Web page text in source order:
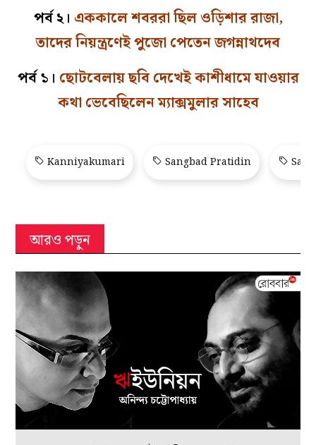
পর্ব ২। এককালে শবররা ছিল ওড়িশার রাজা,
তাদের নিয়ন্ত্রণেই পুজো পেতেন জগন্নাথদেব
পর্ব ১। ছোটবেলায় ছবি দেখেই কাশীধামে যাওয়ার
কথা ভেবেছিলেন ম্যাক্সমুলার সাহেব
Kanniyakumari Sangbad Pratidin
আরও পড়ুন